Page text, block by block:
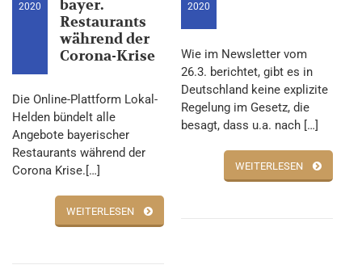
2020
bayer.
Restaurants
während der
Corona-Krise
Die Online-Plattform Lokal-
Helden bündelt alle
Angebote bayerischer
Restaurants während der
Corona Krise.[…]
WEITERLESEN
2020
Wie im Newsletter vom
26.3. berichtet, gibt es in
Deutschland keine explizite
Regelung im Gesetz, die
besagt, dass u.a. nach […]
WEITERLESEN